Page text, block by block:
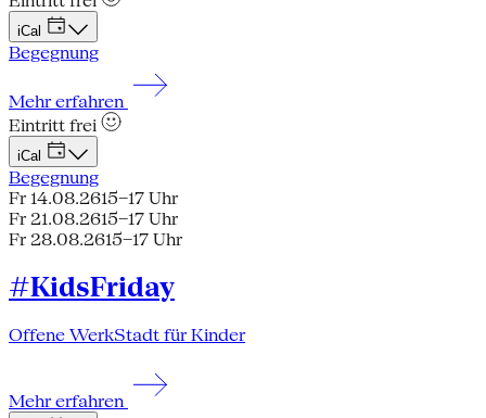
iCal
Begegnung
Mehr erfahren
Eintritt frei
iCal
Begegnung
Fr 14.08.2615–17 Uhr
Fr 21.08.2615–17 Uhr
Fr 28.08.2615–17 Uhr
#KidsFriday
Offene WerkStadt für Kinder
Mehr erfahren